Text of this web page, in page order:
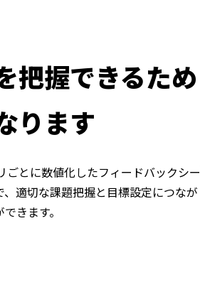
把握できるため
ります
とに数値化したフィードバックシー
適切な課題把握と目標設定につなが
きます。